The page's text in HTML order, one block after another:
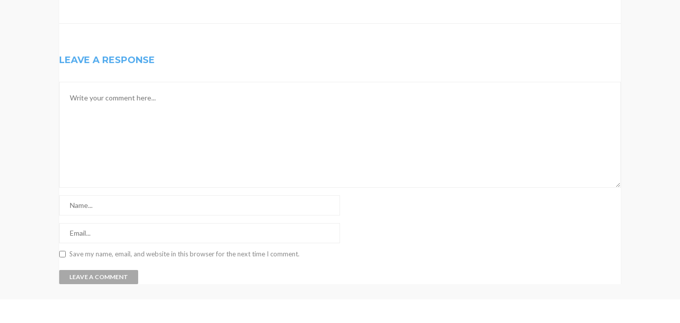
LEAVE A RESPONSE
Save my name, email, and website in this browser for the next time I comment.